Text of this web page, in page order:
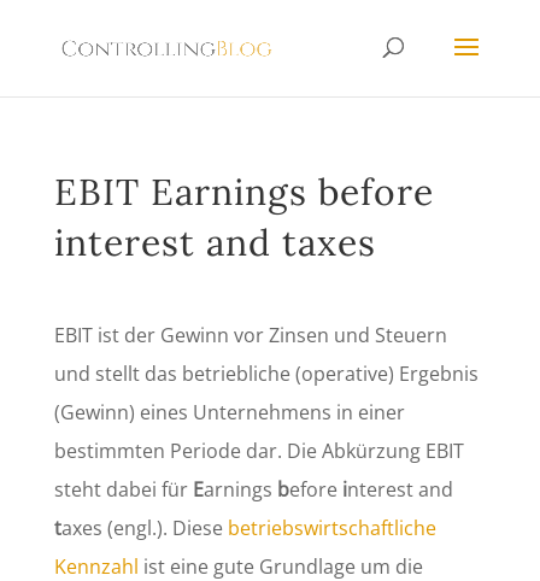
EBIT Earnings before
interest and taxes
EBIT ist der Gewinn vor Zinsen und Steuern
und stellt das betriebliche (operative) Ergebnis
(Gewinn) eines Unternehmens in einer
bestimmten Periode dar. Die Abkürzung EBIT
steht dabei für Earnings before interest and
taxes (engl.). Diese betriebswirtschaftliche
Kennzahl ist eine gute Grundlage um die